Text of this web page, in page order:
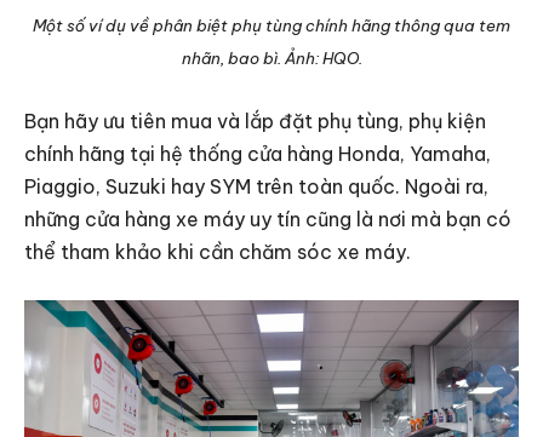
Một số ví dụ về phân biệt phụ tùng chính hãng thông qua tem
nhãn, bao bì. Ảnh: HQO.
Bạn hãy ưu tiên mua và lắp đặt phụ tùng, phụ kiện
chính hãng tại hệ thống cửa hàng Honda, Yamaha,
Piaggio, Suzuki hay SYM trên toàn quốc. Ngoài ra,
những cửa hàng xe máy uy tín cũng là nơi mà bạn có
thể tham khảo khi cần chăm sóc xe máy.